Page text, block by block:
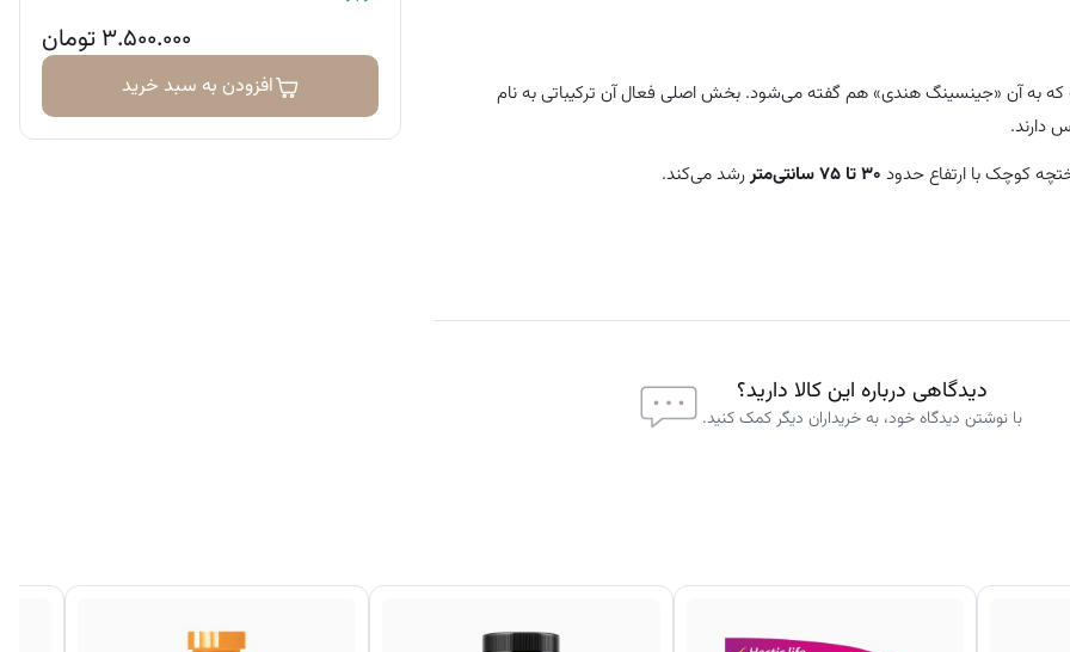
دارند.
۳۰ تا ۷۵ سانتی‌متر
رشد می‌کند.
و به خواص مفید آن شناخته شده است.
دیدگاهی درباره این کالا دارید؟
با نوشتن دیدگاه خود، به خریداران دیگر کمک کنید.
۳.۵۰۰.۰۰۰تومان
افزودن به سبد خرید